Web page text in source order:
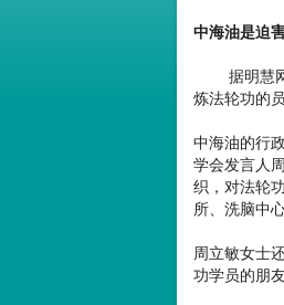
中海油是迫
据明慧网
炼法轮功的
中海油的行
学会发言人
织，对法轮
所、洗脑中
周立敏女士
功学员的朋